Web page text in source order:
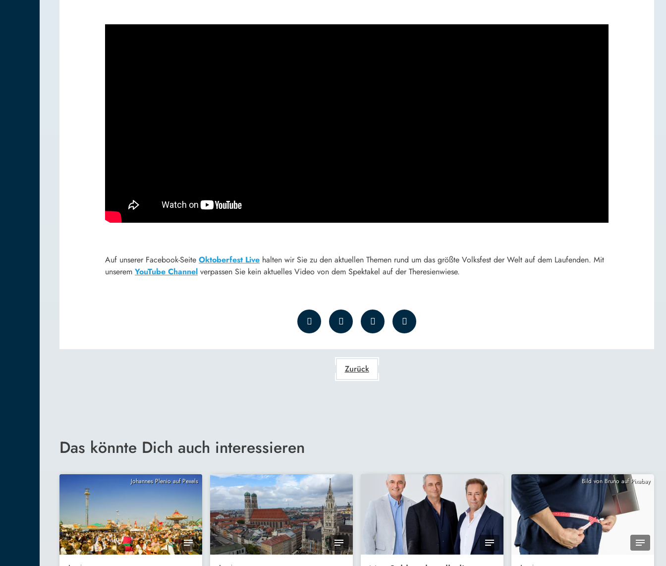
Auf unserer Facebook-Seite Oktoberfest Live halten wir Sie zu den aktuellen Themen rund um das größte Volksfest der Welt auf dem Laufenden. Mit
unserem YouTube Channel verpassen Sie kein aktuelles Video von dem Spektakel auf der Theresienwiese.
Zurück
Das könnte Dich auch interessieren
Johannes Plenio auf Pexels Bild von Bruno auf Pixabay